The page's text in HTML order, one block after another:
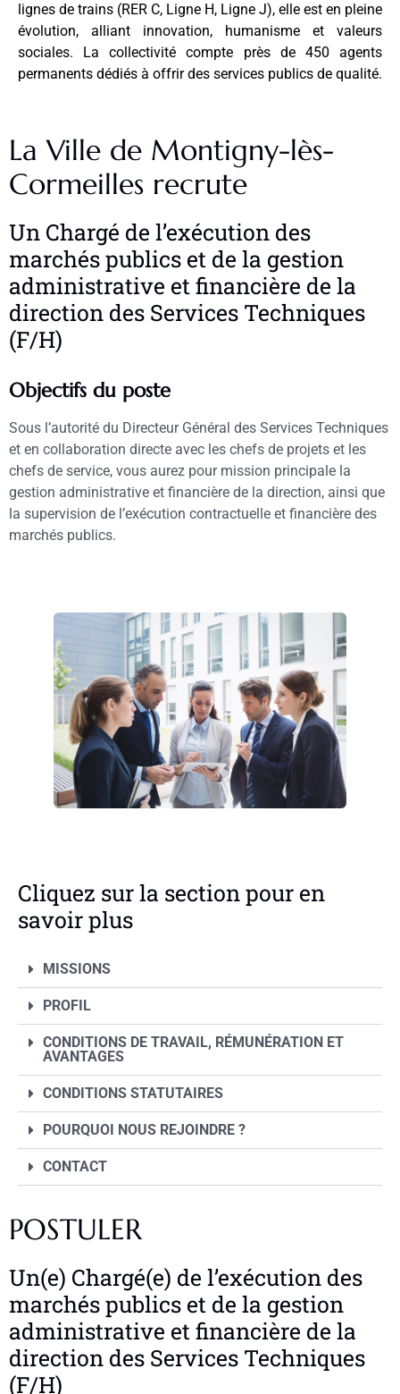
lignes de trains (RER C, Ligne H, Ligne J), elle est en pleine
évolution, alliant innovation, humanisme et valeurs
sociales. La collectivité compte près de 450 agents
permanents dédiés à offrir des services publics de qualité.
La Ville de Montigny-lès-
Cormeilles recrute
Un Chargé de l’exécution des
marchés publics et de la gestion
administrative et financière de la
direction des Services Techniques
(F/H)
Objectifs du poste
Sous l’autorité du Directeur Général des Services Techniques
et en collaboration directe avec les chefs de projets et les
chefs de service, vous aurez pour mission principale la
gestion administrative et financière de la direction, ainsi que
la supervision de l’exécution contractuelle et financière des
marchés publics.
Cliquez sur la section pour en
savoir plus
MISSIONS
PROFIL
CONDITIONS DE TRAVAIL, RÉMUNÉRATION ET
AVANTAGES
CONDITIONS STATUTAIRES
POURQUOI NOUS REJOINDRE ?
CONTACT
POSTULER
Un(e) Chargé(e) de l’exécution des
marchés publics et de la gestion
administrative et financière de la
direction des Services Techniques
(F/H)